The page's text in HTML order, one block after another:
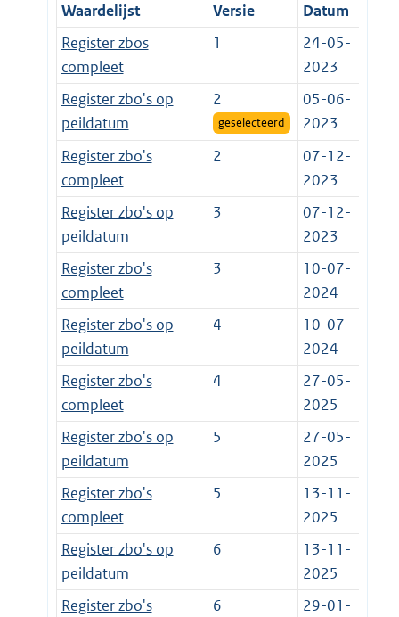
Waardelijst Versie
Datum
Register zbos
compleet
1
24-05-
2023
Register zbo's op
peildatum
2
geselecteerd
05-06-
2023
Register zbo's
compleet
2
07-12-
2023
Register zbo's op
peildatum
3
07-12-
2023
Register zbo's
compleet
3
10-07-
2024
Register zbo's op
peildatum
4
10-07-
2024
Register zbo's
compleet
4
27-05-
2025
Register zbo's op
peildatum
5
27-05-
2025
Register zbo's
compleet
5
13-11-
2025
Register zbo's op
peildatum
6
13-11-
2025
Register zbo's
6
29-01-